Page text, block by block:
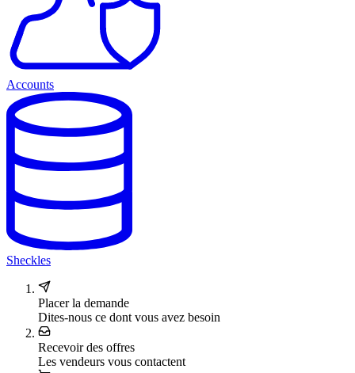
Accounts
Sheckles
Placer la demande
Dites-nous ce dont vous avez besoin
Recevoir des offres
Les vendeurs vous contactent